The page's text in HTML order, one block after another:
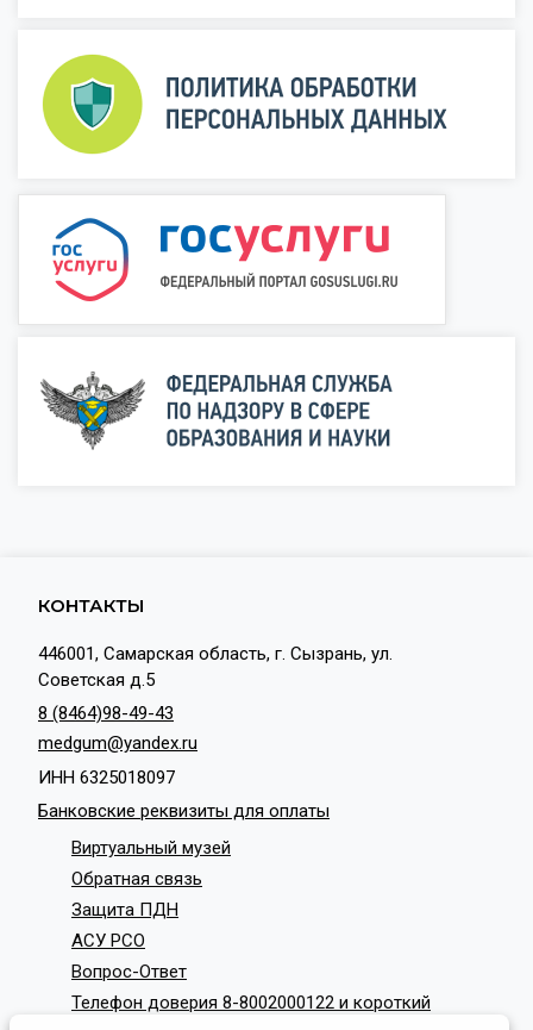
КОНТАКТЫ
446001, Самарская область, г. Сызрань, ул.
Советская д.5
8 (8464)98-49-43
medgum@yandex.ru
ИНН 6325018097
Банковские реквизиты для оплаты
Виртуальный музей
Обратная связь
Защита ПДН
АСУ РСО
Вопрос-Ответ
Телефон доверия 8-8002000122 и короткий